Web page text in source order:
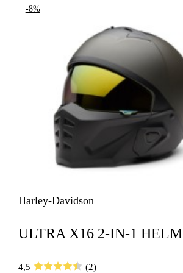
-8%
Harley-Davidson
ULTRA X16 2-IN-1 HELM
4,5
(2)